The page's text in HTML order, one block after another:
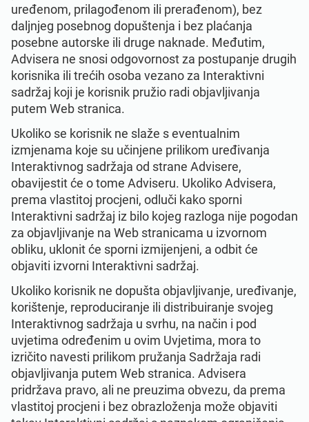
uređenom, prilagođenom ili prerađenom), bez
daljnjeg posebnog dopuštenja i bez plaćanja
posebne autorske ili druge naknade. Međutim,
Advisera ne snosi odgovornost za postupanje drugih
korisnika ili trećih osoba vezano za Interaktivni
sadržaj koji je korisnik pružio radi objavljivanja
putem Web stranica.
Ukoliko se korisnik ne slaže s eventualnim
izmjenama koje su učinjene prilikom uređivanja
Interaktivnog sadržaja od strane Advisere,
obavijestit će o tome Adviseru. Ukoliko Advisera,
prema vlastitoj procjeni, odluči kako sporni
Interaktivni sadržaj iz bilo kojeg razloga nije pogodan
za objavljivanje na Web stranicama u izvornom
obliku, uklonit će sporni izmijenjeni, a odbit će
objaviti izvorni Interaktivni sadržaj.
Ukoliko korisnik ne dopušta objavljivanje, uređivanje,
korištenje, reproduciranje ili distribuiranje svojeg
Interaktivnog sadržaja u svrhu, na način i pod
uvjetima određenim u ovim Uvjetima, mora to
izričito navesti prilikom pružanja Sadržaja radi
objavljivanja putem Web stranica. Advisera
pridržava pravo, ali ne preuzima obvezu, da prema
vlastitoj procjeni i bez obrazloženja može objaviti